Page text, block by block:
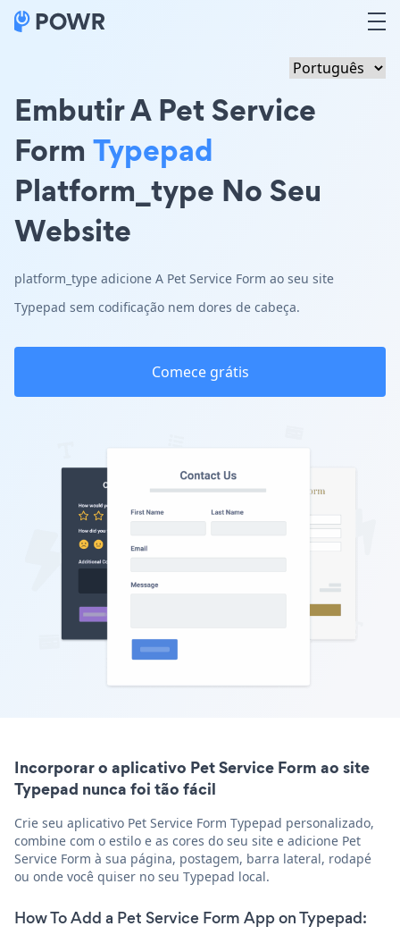
Embutir A Pet Service
Form Typepad
Platform_type No Seu
Website
platform_type adicione A Pet Service Form ao seu site
Typepad sem codificação nem dores de cabeça.
Comece grátis
Incorporar o aplicativo Pet Service Form ao site
Typepad nunca foi tão fácil
Crie seu aplicativo Pet Service Form Typepad personalizado,
combine com o estilo e as cores do seu site e adicione Pet
Service Form à sua página, postagem, barra lateral, rodapé
ou onde você quiser no seu Typepad local.
How To Add a Pet Service Form App on Typepad: